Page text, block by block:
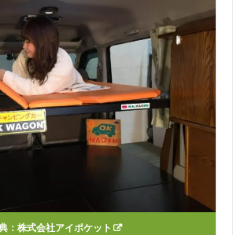
： 株式会社アイポケット